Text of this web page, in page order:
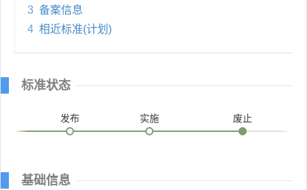
3 备案信息
4 相近标准(计划)
标准状态
发布 实施 废止
基础信息